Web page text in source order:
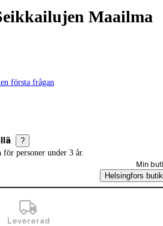
Maailma
första frågan
?
personer under 3 år.
Min
Helsingfors butik
Levererad